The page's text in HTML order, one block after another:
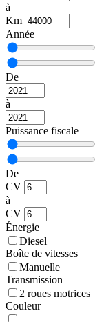
à
Km
Année
De
à
Puissance fiscale
De
CV
à
CV
Énergie
Diesel
Boîte de vitesses
Manuelle
Transmission
2 roues motrices
Couleur